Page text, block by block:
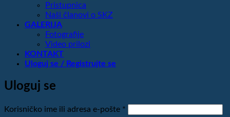
Pristupnica
Naši članovi o SKZ
GALERIJA
Fotografije
Video prilozi
KONTAKT
Uloguj se / Registrujte se
Uloguj se
Korisničko ime ili adresa e-pošte *